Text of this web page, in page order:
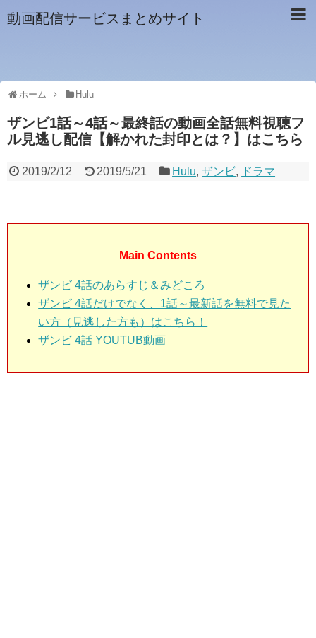
動画配信サービスまとめサイト
ホーム Hulu
ザンビ1話～4話～最終話の動画全話無料視聴フ
ル見逃し配信【解かれた封印とは？】はこちら
2019/2/12 2019/5/21 Hulu,ザンビ, ドラマ
Main Contents
ザンビ 4話のあらすじ＆みどころ
ザンビ 4話だけでなく、1話～最新話を無料で見た
い方（見逃した方も）はこちら！
ザンビ 4話 YOUTUB動画